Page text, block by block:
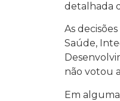
detalhada
As
Saúde,
não votou
Em